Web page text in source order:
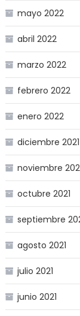
mayo 2022
abril 2022
marzo 2022
febrero 2022
enero 2022
diciembre 2021
noviembre
octubre 2021
septiembre
agosto 2021
julio 2021
junio 2021